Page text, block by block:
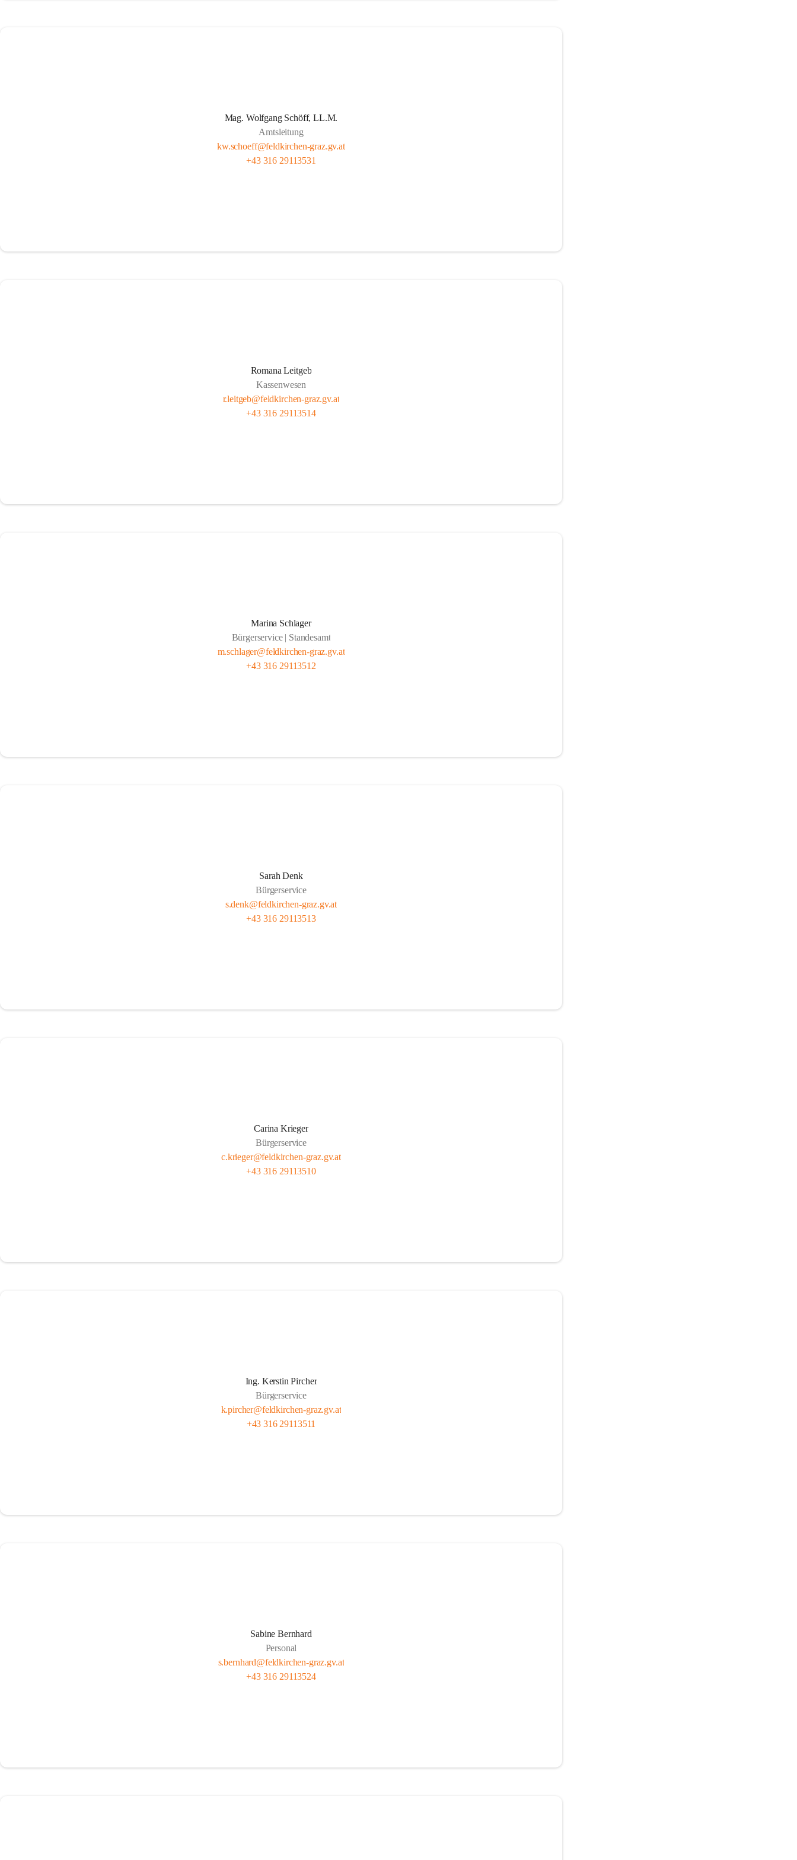
Mag. Wolfgang Schöff, LL.M.
Amtsleitung
kw.schoeff@feldkirchen-graz.gv.at
+43 316 29113531
Romana Leitgeb
Kassenwesen
r.leitgeb@feldkirchen-graz.gv.at
+43 316 29113514
Marina Schlager
Bürgerservice | Standesamt
m.schlager@feldkirchen-graz.gv.at
+43 316 29113512
Sarah Denk
Bürgerservice
s.denk@feldkirchen-graz.gv.at
+43 316 29113513
Carina Krieger
Bürgerservice
c.krieger@feldkirchen-graz.gv.at
+43 316 29113510
Ing. Kerstin Pircher
Bürgerservice
k.pircher@feldkirchen-graz.gv.at
+43 316 29113511
Sabine Bernhard
Personal
s.bernhard@feldkirchen-graz.gv.at
+43 316 29113524